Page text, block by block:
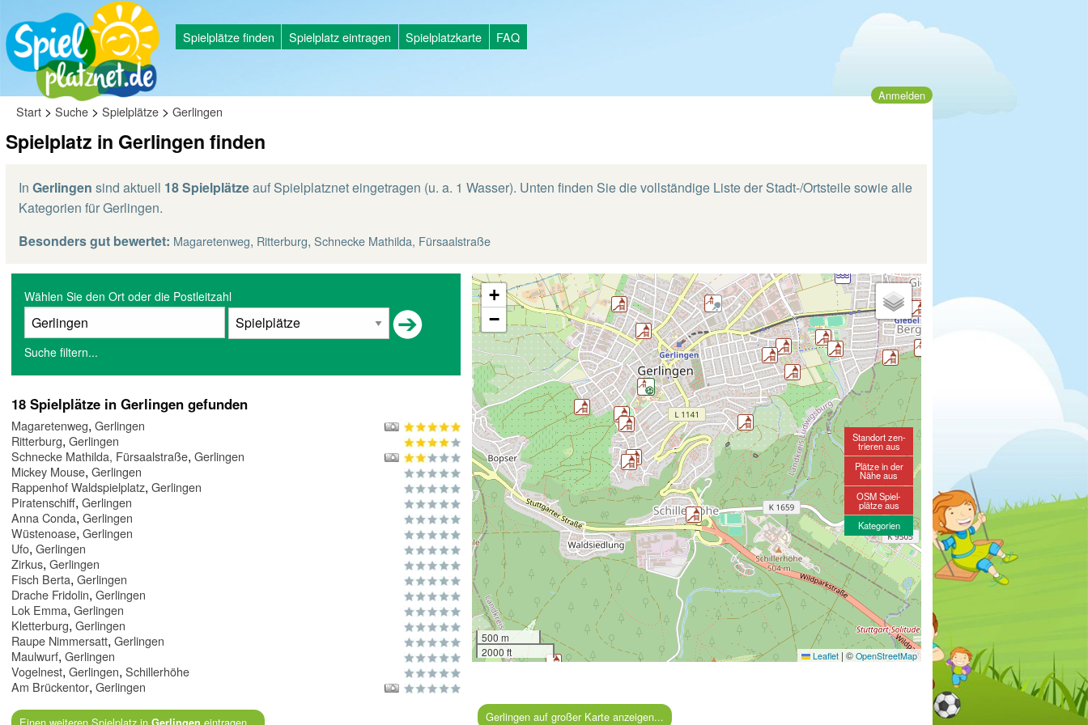
Spielplätze finden Spielplatz eintragen Spielplatzkarte FAQ
Anmelden
Start > Suche > Spielplätze > Gerlingen
Spielplatz in Gerlingen finden
In Gerlingen sind aktuell 18 Spielplätzeauf Spielplatznet eingetragen (u. a. 1 Wasser). Unten finden Sie die vollständige Liste der Stadt-/Ortsteile sowie alle
Kategorien für Gerlingen.
Besonders gut bewertet: Magaretenweg, Ritterburg, Schnecke Mathilda, Fürsaalstraße
Wählen Sie den Ort oder die Postleitzahl
Suche filtern...
18 Spielplätze in Gerlingen gefunden
Magaretenweg, Gerlingen
Ritterburg, Gerlingen
Schnecke Mathilda, Fürsaalstraße, Gerlingen
Mickey Mouse, Gerlingen
Rappenhof Waldspielplatz, Gerlingen
Piratenschiff, Gerlingen
Anna Conda, Gerlingen
Wüstenoase, Gerlingen
Ufo, Gerlingen
Zirkus, Gerlingen
Fisch Berta, Gerlingen
Drache Fridolin, Gerlingen
Lok Emma, Gerlingen
Kletterburg, Gerlingen
Raupe Nimmersatt, Gerlingen
Maulwurf, Gerlingen
Vogelnest, Gerlingen, Schillerhöhe
Am Brückentor, Gerlingen
+
−
500 m
2000 ft
Leaflet | © OpenStreetMap
Standort zen-
trieren aus
Plätze in der
Nähe aus
OSM Spiel-
plätze aus
Kategorien
Gerlingen auf großer Karte anzeigen...